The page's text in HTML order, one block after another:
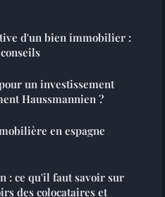
d'un bien immobilier :
un investissement
Haussmannien ?
en espagne
: ce qu'il faut savoir sur
des colocataires et